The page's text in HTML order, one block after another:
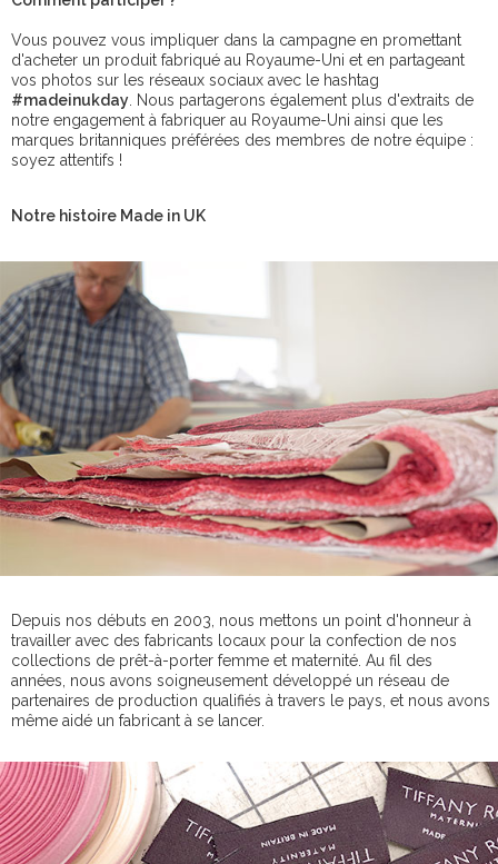
Vous pouvez vous impliquer dans la campagne en promettant
d'acheter un produit fabriqué au Royaume-Uni et en partageant
vos photos sur les réseaux sociaux avec le hashtag
#madeinukday . Nous partagerons également plus d'extraits de
notre engagement à fabriquer au Royaume-Uni ainsi que les
marques britanniques préférées des membres de notre équipe :
soyez attentifs !
Notre histoire Made in UK
Depuis nos débuts en 2003, nous mettons un point d'honneur à
travailler avec des fabricants locaux pour la confection de nos
collections de prêt-à-porter femme et maternité. Au fil des
années, nous avons soigneusement développé un réseau de
partenaires de production qualifiés à travers le pays, et nous avons
même aidé un fabricant à se lancer.